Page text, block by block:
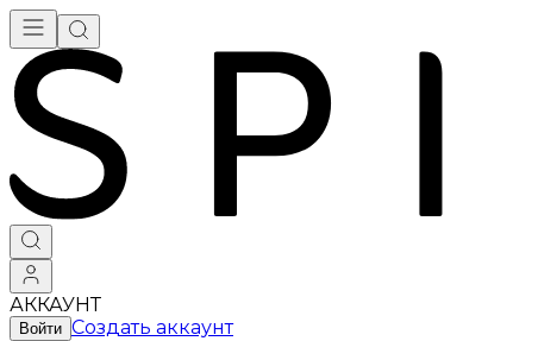
АККАУНТ
Войти Создать аккаунт
Брендовая одежда - купить в Москве